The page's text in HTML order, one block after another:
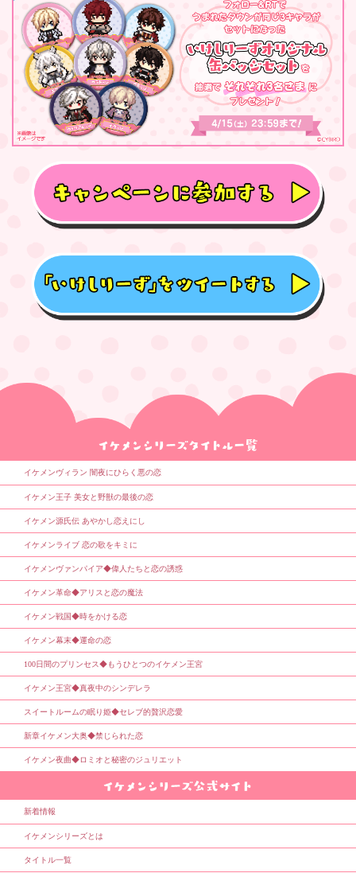
イケメンヴィラン 闇夜にひらく悪の恋
イケメン王子 美女と野獣の最後の恋
イケメン源氏伝 あやかし恋えにし
イケメンライブ 恋の歌をキミに
イケメンヴァンパイア◆偉人たちと恋の誘惑
イケメン革命◆アリスと恋の魔法
イケメン戦国◆時をかける恋
イケメン幕末◆運命の恋
100日間のプリンセス◆もうひとつのイケメン王宮
イケメン王宮◆真夜中のシンデレラ
スイートルームの眠り姫◆セレブ的贅沢恋愛
新章イケメン大奥◆禁じられた恋
イケメン夜曲◆ロミオと秘密のジュリエット
新着情報
イケメンシリーズとは
タイトル一覧